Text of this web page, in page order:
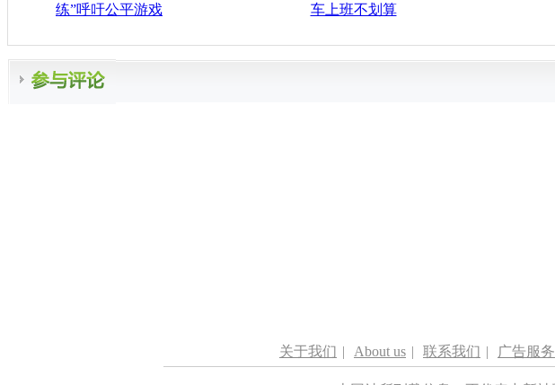
练”呼吁公平游戏
车上班不划算
关于我们 | About us | 联系我们 | 广告服务